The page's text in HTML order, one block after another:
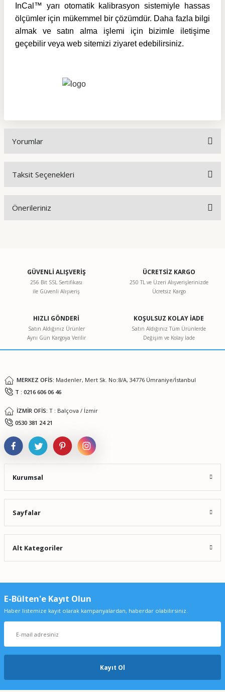
InCal™ yarı otomatik kalibrasyon sistemiyle hassas
ölçümler için mükemmel bir çözümdür. Daha fazla bilgi
almak ve satın alma işlemi için bizimle iletişime
geçebilir veya web sitemizi ziyaret edebilirsiniz.
Yorumlar
Taksit Seçenekleri
Önerileriniz
Görüş ve önerileriniz için teşekkür ederiz.
Ürün resmi kalitesiz, bozuk veya görüntülenemiyor.
Ürün bilgilerinde hatalar bulunuyor.
Ürün fiyatı diğer sitelerden daha pahalı.
GÜVENLİ ALIŞVERİŞ
256 Bit SSL Sertifikası
ile Güvenli Alışveriş
ÜCRETSİZ KARGO
250 TL ve Üzeri Alışverişlerinizde
Ücretsiz Kargo
HIZLI GÖNDERİ
Satın Aldığınız Ürünler
Aynı Gün Kargoya Verilir
KOŞULSUZ KOLAY İADE
Satın Aldığınız Tüm Ürünlerde
Değişim ve Kolay İade
MERKEZ OFİS: Madenler, Mert Sk. No:8/A, 34776 Ümraniye/İstanbul
T : 0216 606 06 46
İZMİR OFİS: T : Balçova / İzmir
0530 381 24 21
Kurumsal
Sayfalar
Alt Kategoriler
E-Bülten'e Kayıt Olun
Haber listemize kayıt olarak kampanyalardan, haberdar olabilirsiniz.
Kayıt Ol